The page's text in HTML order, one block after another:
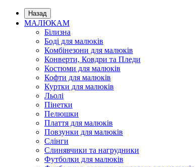
Назад
МАЛЮКАМ
Білизна
Боді для малюків
Комбінезони для малюків
Конверти, Ковдри та Пледи
Костюми для малюків
Кофти для малюків
Куртки для малюків
Льолі
Пінетки
Пелюшки
Плаття для малюків
Повзунки для малюків
Слінги
Слинявчики та нагрудники
Футболки для малюків